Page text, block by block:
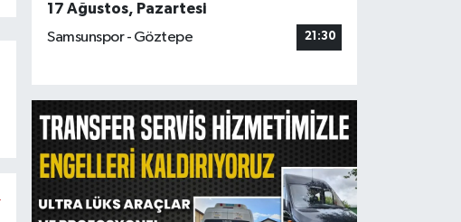
17 Ağustos, Pazartesi
Samsunspor - Göztepe
21:30